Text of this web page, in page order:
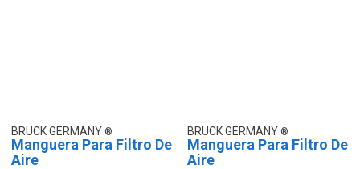
BRUCK GERMANY
Manguera Para Filtro De
Aire
BRUCK GERMANY
Manguera Para Filtro De
Aire